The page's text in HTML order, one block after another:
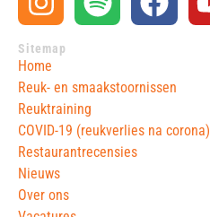
Sitemap
Home
Reuk- en smaakstoornissen
Reuktraining
COVID-19 (reukverlies na corona)
Restaurantrecensies
Nieuws
Over ons